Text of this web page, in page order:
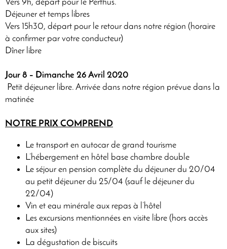
Vers 9h, départ pour le Perthus.
Déjeuner et temps libres
Vers 15h30, départ pour le retour dans notre région (horaire
à confirmer par votre conducteur)
Dîner libre
Jour 8 – Dimanche 26 Avril 2020
Petit déjeuner libre. Arrivée dans notre région prévue dans la
matinée
NOTRE PRIX COMPREND
Le transport en autocar de grand tourisme
L’hébergement en hôtel base chambre double
Le séjour en pension complète du déjeuner du 20/04
au petit déjeuner du 25/04 (sauf le déjeuner du
22/04)
Vin et eau minérale aux repas à l’hôtel
Les excursions mentionnées en visite libre (hors accès
aux sites)
La dégustation de biscuits